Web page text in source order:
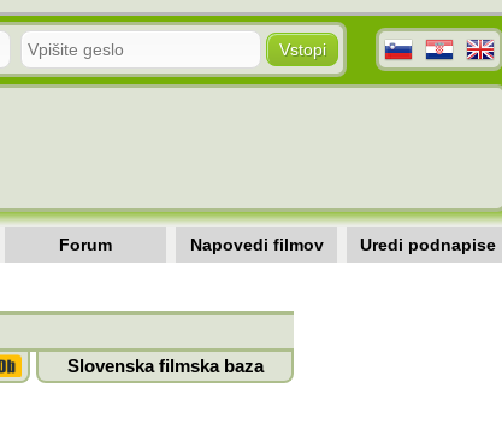
Forum Napovedi filmov Uredi podnapise
Slovenska filmska baza